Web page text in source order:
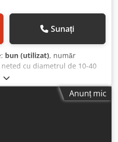
Sunați
bun (utilizat), număr
neted cu diametrul de 10-40
de 40-110 mm, viteză
Alozp Dw Njwsha • Diametrul
• Diametrul exterior alAnunț mic